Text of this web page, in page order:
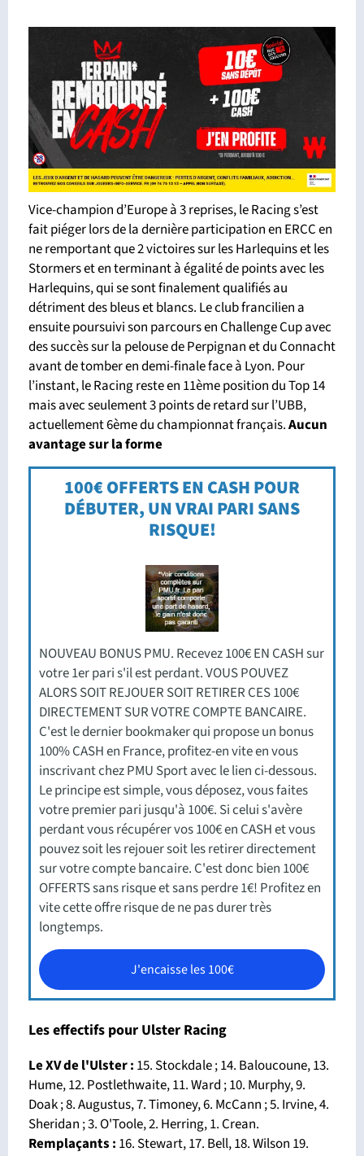
Vice-champion d’Europe à 3 reprises, le Racing s’est
fait piéger lors de la dernière participation en ERCC en
ne remportant que 2 victoires sur les Harlequins et les
Stormers et en terminant à égalité de points avec les
Harlequins, qui se sont finalement qualifiés au
détriment des bleus et blancs. Le club francilien a
ensuite poursuivi son parcours en Challenge Cup avec
des succès sur la pelouse de Perpignan et du Connacht
avant de tomber en demi-finale face à Lyon. Pour
l’instant, le Racing reste en 11ème position du Top 14
mais avec seulement 3 points de retard sur l’UBB,
actuellement 6ème du championnat français.Aucun
avantage sur la forme
100€ OFFERTS EN CASH POUR
DÉBUTER, UN VRAI PARI SANS
RISQUE!
NOUVEAU BONUS PMU. Recevez 100€ EN CASH sur
votre 1er pari s'il est perdant. VOUS POUVEZ
ALORS SOIT REJOUER SOIT RETIRER CES 100€
DIRECTEMENT SUR VOTRE COMPTE BANCAIRE.
C'est le dernier bookmaker qui propose un bonus
100% CASH en France, profitez-en vite en vous
inscrivant chez PMU Sport avec le lien ci-dessous.
Le principe est simple, vous déposez, vous faites
votre premier pari jusqu'à 100€. Si celui s'avère
perdant vous récupérer vos 100€ en CASH et vous
pouvez soit les rejouer soit les retirer directement
sur votre compte bancaire. C'est donc bien 100€
OFFERTS sans risque et sans perdre 1€! Profitez en
vite cette offre risque de ne pas durer très
longtemps.
J'encaisse les 100€
Les effectifs pour Ulster Racing
Le XV de l'Ulster : 15. Stockdale ; 14. Baloucoune, 13.
Hume, 12. Postlethwaite, 11. Ward ; 10. Murphy, 9.
Doak ; 8. Augustus, 7. Timoney, 6. McCann ; 5. Irvine, 4.
Sheridan ; 3. O'Toole, 2. Herring, 1. Crean.
Remplaçants : 16. Stewart, 17. Bell, 18. Wilson 19.